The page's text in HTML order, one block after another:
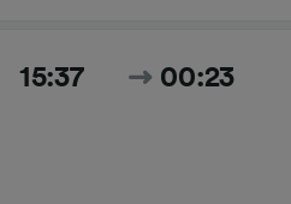
15:37 00:23